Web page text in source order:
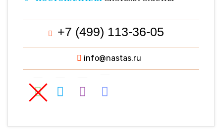
+7 (499) 113-36-05
info@nastas.ru